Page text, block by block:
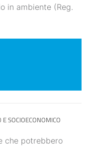
in ambiente (Reg.
SOCIOECONOMICO
che potrebbero